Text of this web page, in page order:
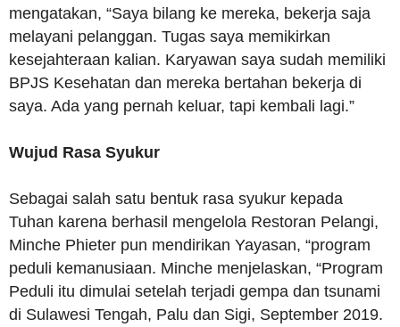
mengatakan, “Saya bilang ke mereka, bekerja saja
melayani pelanggan. Tugas saya memikirkan
kesejahteraan kalian. Karyawan saya sudah memiliki
BPJS Kesehatan dan mereka bertahan bekerja di
saya. Ada yang pernah keluar, tapi kembali lagi.”
Wujud Rasa Syukur
Sebagai salah satu bentuk rasa syukur kepada
Tuhan karena berhasil mengelola Restoran Pelangi,
Minche Phieter pun mendirikan Yayasan, “program
peduli kemanusiaan. Minche menjelaskan, “Program
Peduli itu dimulai setelah terjadi gempa dan tsunami
di Sulawesi Tengah, Palu dan Sigi, September 2019.